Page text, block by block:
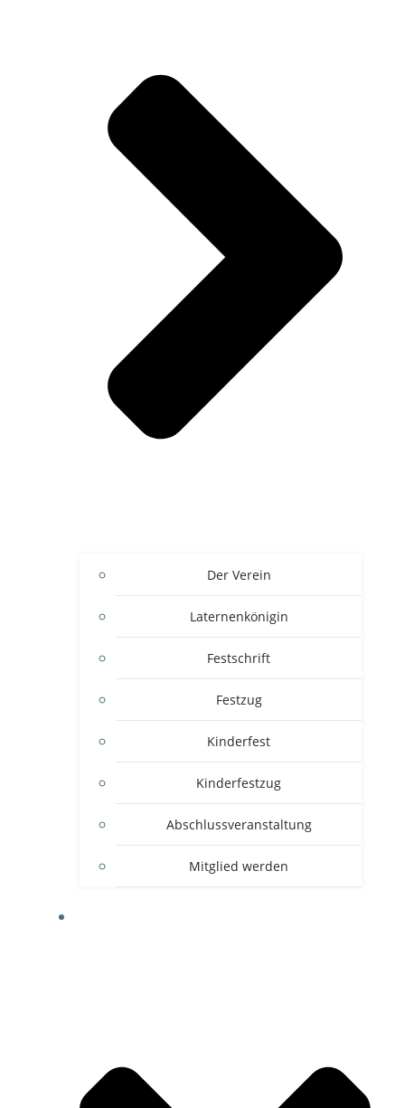
Der Verein
Laternenkönigin
Festschrift
Festzug
Kinderfest
Kinderfestzug
Abschlussveranstaltung
Mitglied werden